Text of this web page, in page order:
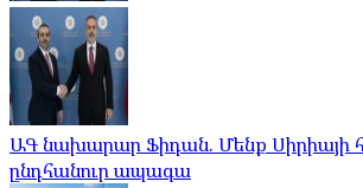
ԱԳ նախարար Ֆիդան. Մենք Սիրիայի
ընդհանուր ապագա